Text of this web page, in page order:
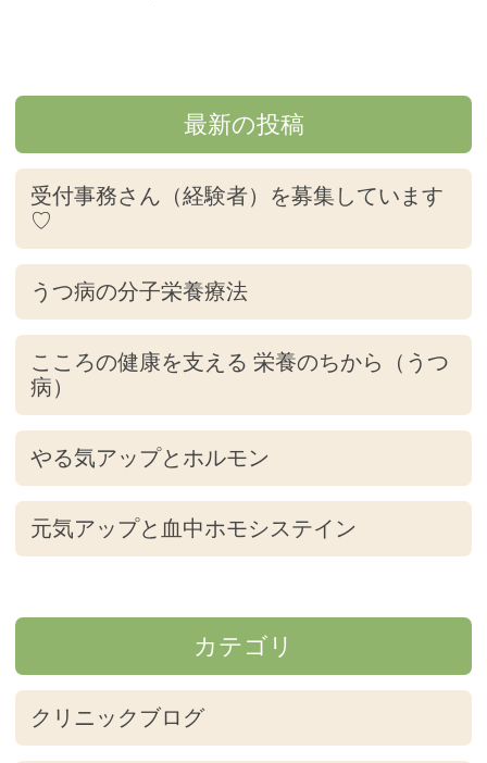
最新の投稿
受付事務さん（経験者）を募集しています
♡
うつ病の分子栄養療法
こころの健康を支える 栄養のちから（うつ
病）
やる気アップとホルモン
元気アップと血中ホモシステイン
カテゴリ
クリニックブログ